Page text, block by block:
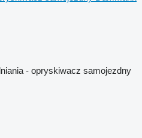
- opryskiwacz samojezdny